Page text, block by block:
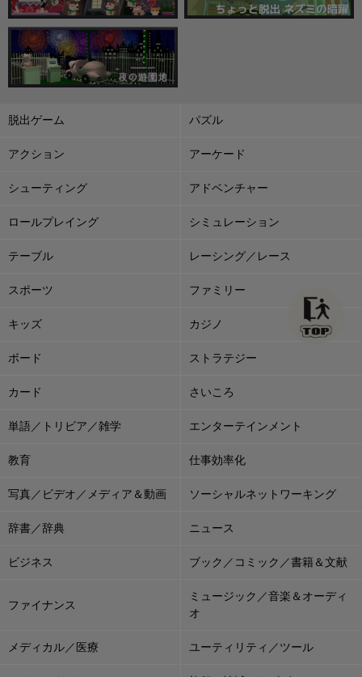
脱出ゲーム パズル
アクション アーケード
シューティング アドベンチャー
ロールプレイング シミュレーション
テーブル レーシング／レース
スポーツ ファミリー
キッズ カジノ
ボード ストラテジー
カード さいころ
単語／トリビア／雑学 エンターテインメント
教育 仕事効率化
写真／ビデオ／メディア＆動画 ソーシャルネットワーキング
辞書／辞典 ニュース
ビジネス ブック／コミック／書籍＆文献
ファイナンス
ミュージック／音楽＆オーディ
オ
メディカル／医療 ユーティリティ／ツール